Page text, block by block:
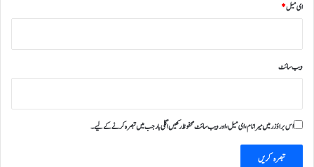
ای میل*
ویب‌ سائٹ
اس براؤزر میں میرا نام، ای میل، اور ویب سائٹ محفوظ رکھیں اگلی بار جب میں تبصرہ کرنے کےلیے۔